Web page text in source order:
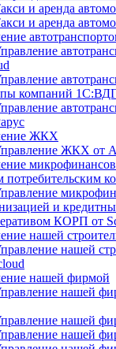
и аренда
и аренда
компаний
ЖКХ
ЖКХ от
потребительским
и
КОРП от
нашей
нашей
нашей фирмой
нашей
нашей
нашей